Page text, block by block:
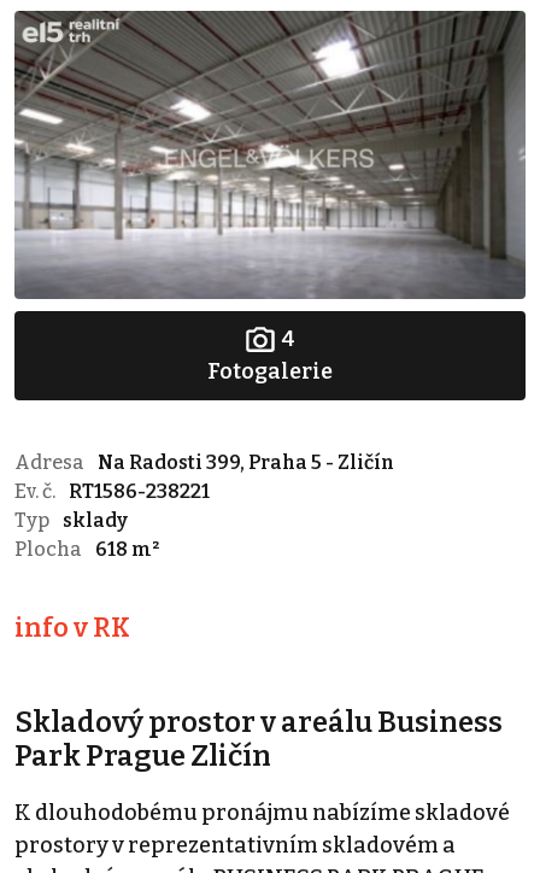
4
Fotogalerie
Adresa
Na Radosti 399, Praha 5 - Zličín
Ev. č.
RT1586-238221
Typ
sklady
Plocha
618 m²
info v RK
Skladový prostor v areálu Business
Park Prague Zličín
K dlouhodobému pronájmu nabízíme skladové
prostory v reprezentativním skladovém a